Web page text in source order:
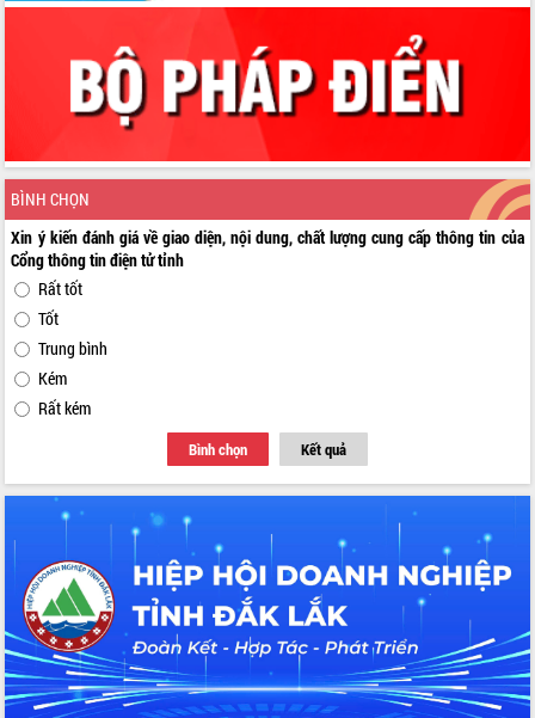
BÌNH CHỌN
Xin ý kiến đánh giá về giao diện, nội dung, chất lượng cung cấp thông tin của
Cổng thông tin điện tử tỉnh
Rất tốt
Tốt
Trung bình
Kém
Rất kém
Bình chọn Kết quả